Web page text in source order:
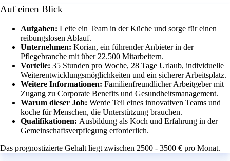
Auf einen Blick
Aufgaben: Leite ein Team in der Küche und sorge für einen
reibungslosen Ablauf.
Unternehmen: Korian, ein führender Anbieter in der
Pflegebranche mit über 22.500 Mitarbeitern.
Vorteile: 35 Stunden pro Woche, 28 Tage Urlaub, individuelle
Weiterentwicklungsmöglichkeiten und ein sicherer Arbeitsplatz.
Weitere Informationen: Familienfreundlicher Arbeitgeber mit
Zugang zu Corporate Benefits und Gesundheitsmanagement.
Warum dieser Job: Werde Teil eines innovativen Teams und
koche für Menschen, die Unterstützung brauchen.
Qualifikationen: Ausbildung als Koch und Erfahrung in der
Gemeinschaftsverpflegung erforderlich.
Das prognostizierte Gehalt liegt zwischen 2500 - 3500 € pro Monat.